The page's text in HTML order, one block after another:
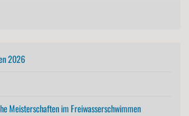
2026
Meisterschaften im Freiwasserschwimmen